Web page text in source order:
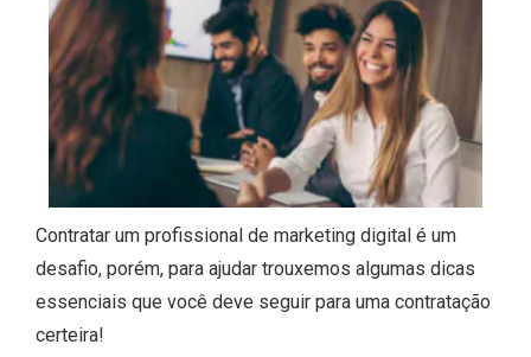
Contratar um profissional de marketing digital é um
desafio, porém, para ajudar trouxemos algumas dicas
essenciais que você deve seguir para uma contratação
certeira!